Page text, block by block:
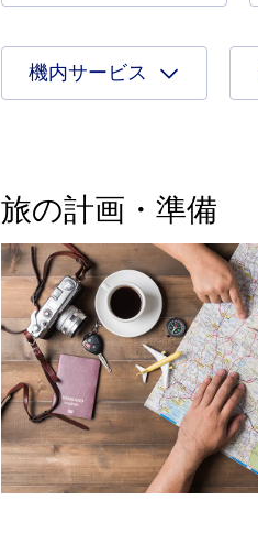
機内サービス
旅の計画・準備